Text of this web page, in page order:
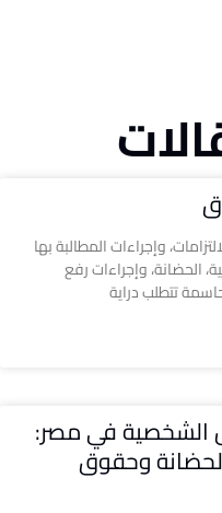
وإجراءات المطالبة بها
الحضانة، وإجراءات رفع
تتطلب دراية
الشخصية في مصر:
وحقوق